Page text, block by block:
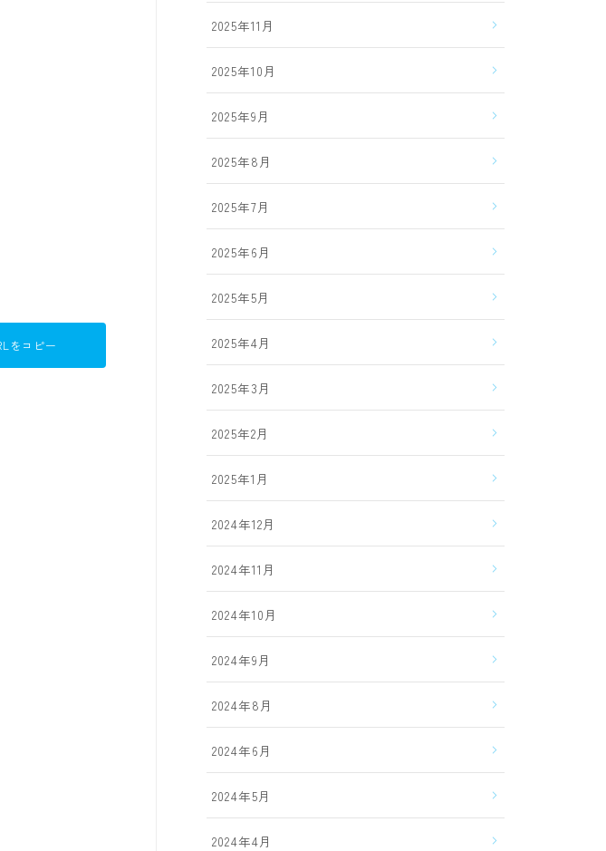
をコピー
2025年11月
2025年10月
2025年9月
2025年8月
2025年7月
2025年6月
2025年5月
2025年4月
2025年3月
2025年2月
2025年1月
2024年12月
2024年11月
2024年10月
2024年9月
2024年8月
2024年6月
2024年5月
2024年4月